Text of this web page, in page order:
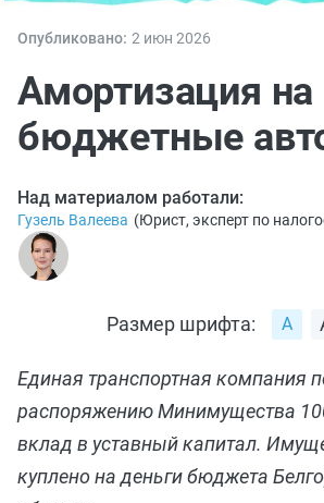
Опубликовано: 2 июн 2026
Амортизация на
бюджетные
Над материалом работали:
Гузель Валеева (Юрист, эксперт по
Размер шрифта:
Единая транспортная компания
распоряжению Минимущества
вклад в уставный капитал.
куплено на деньги бюджета